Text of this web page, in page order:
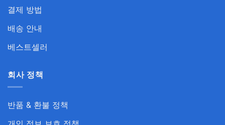
결제 방법
배송 안내
베스트셀러
회사 정책
반품 & 환불 정책